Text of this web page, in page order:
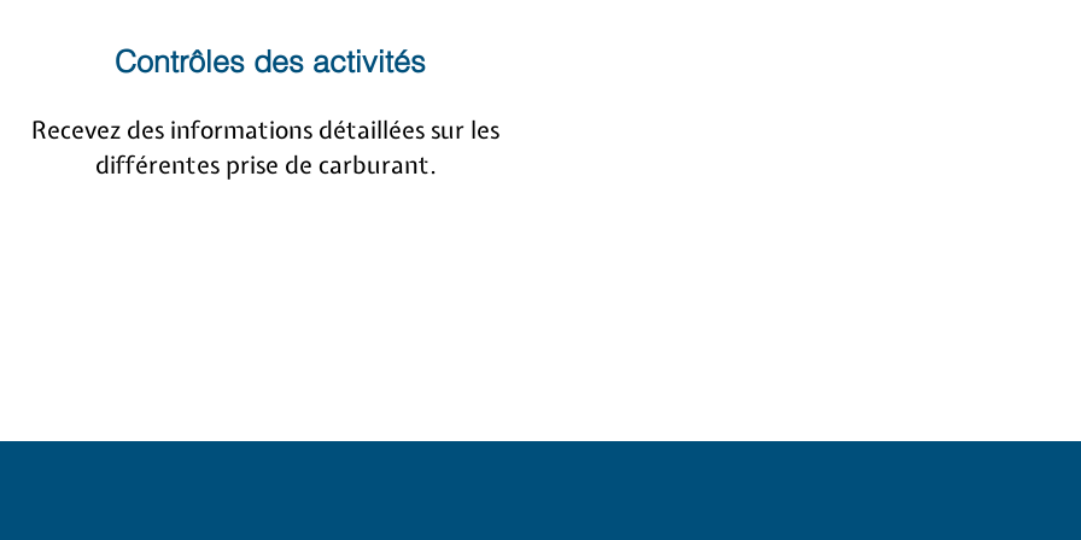
Contrôles des activités
Recevez des informations détaillées sur les
différentes prise de carburant.